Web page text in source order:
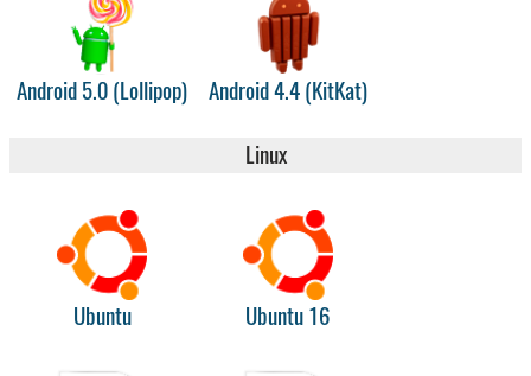
Android 5.0 (Lollipop) Android 4.4 (KitKat)
Linux
Ubuntu Ubuntu 16